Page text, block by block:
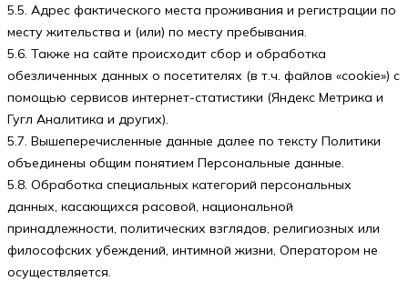
5.5. Адрес фактического места проживания и регистрации по
месту жительства и (или) по месту пребывания.
5.6. Также на сайте происходит сбор и обработка
обезличенных данных о посетителях (в т.ч. файлов «cookie») с
помощью сервисов интернет-статистики (Яндекс Метрика и
Гугл Аналитика и других).
5.7. Вышеперечисленные данные далее по тексту Политики
объединены общим понятием Персональные данные.
5.8. Обработка специальных категорий персональных
данных, касающихся расовой, национальной
принадлежности, политических взглядов, религиозных или
философских убеждений, интимной жизни, Оператором не
осуществляется.